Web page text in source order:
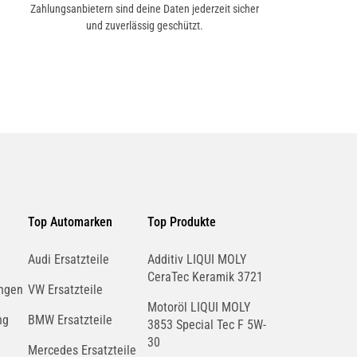
Zahlungsanbietern sind deine Daten jederzeit sicher
und zuverlässig geschützt.
Top Automarken
Audi Ersatzteile
VW Ersatzteile
BMW Ersatzteile
Mercedes Ersatzteile
Top Produkte
Additiv LIQUI MOLY
CeraTec Keramik 3721
Motoröl LIQUI MOLY
3853 Special Tec F 5W-
30